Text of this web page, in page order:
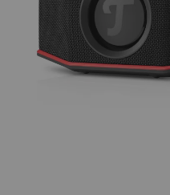
übermittelt werden.
Datenschutzerklärung